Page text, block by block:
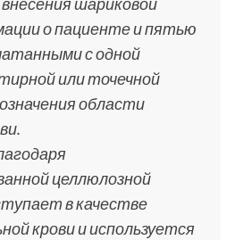
о пациенте и пятью
с одной
или точечной
области
целлюлозной
в качестве
крови и используется